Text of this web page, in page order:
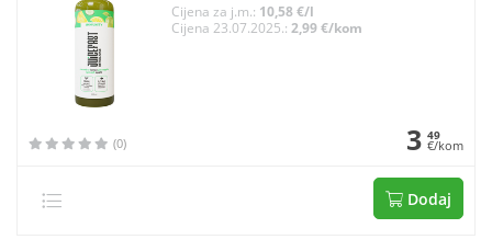
Cijena za j.m.: 10,58 €/l
Cijena 23.07.2025.: 2,99 €/kom
(0) 3 49
€/kom
Dodaj